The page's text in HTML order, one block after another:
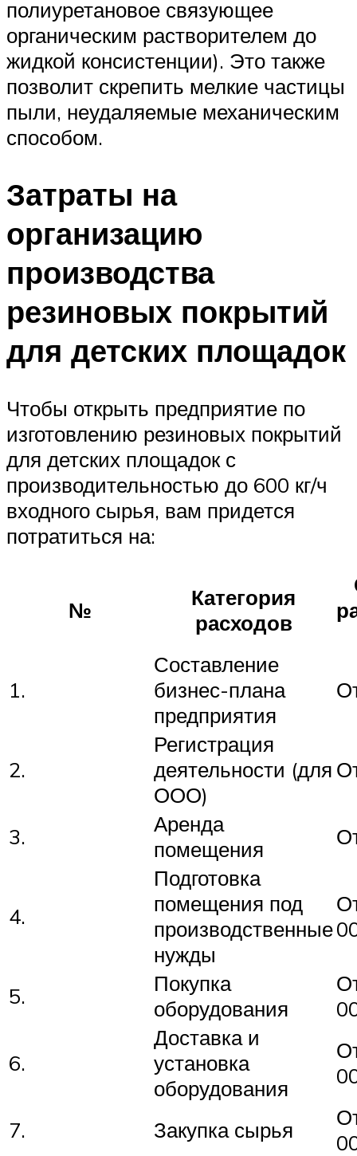
полиуретановое связующее
органическим растворителем до
жидкой консистенции). Это также
позволит скрепить мелкие частицы
пыли, неудаляемые механическим
способом.
Затраты на
организацию
производства
резиновых покрытий
для детских площадок
Чтобы открыть предприятие по
изготовлению резиновых покрытий
для детских площадок с
производительностью до 600 кг/ч
входного сырья, вам придется
потратиться на:
№
Категория
расходов
1.
Составление
бизнес-плана
предприятия
2.
Регистрация
деятельности (для
ООО)
3.
Аренда
помещения
4.
Подготовка
помещения под
производственные
нужды
5.
Покупка
оборудования
6.
Доставка и
установка
оборудования
7. Закупка сырья